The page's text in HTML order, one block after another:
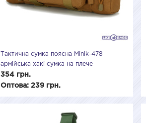
Тактична сумка поясна Minik-478
армійська хакі сумка на плече
водонепроникна 7L тактичні сумки Minik
354 грн.
Оптова: 239 грн.